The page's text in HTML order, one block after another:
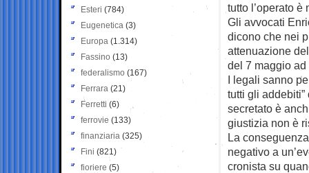
tutto l’operato è
Gli avvocati
dicono che nei
attenuazione
del 7 maggio
I legali sanno
tutti gli
secretato è
giustizia non è
La
negativo a
cronista su
Esteri (784)
Eugenetica (3)
Europa (1.314)
Fassino (13)
federalismo (167)
Ferrara (21)
Ferretti (6)
ferrovie (133)
finanziaria (325)
Fini (821)
fioriere (5)